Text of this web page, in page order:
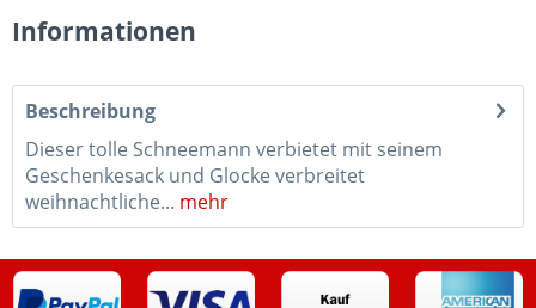
Informationen
Beschreibung
Dieser tolle Schneemann verbietet mit seinem
Geschenkesack und Glocke verbreitet
weihnachtliche... mehr